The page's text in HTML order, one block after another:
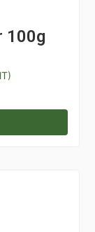
100g